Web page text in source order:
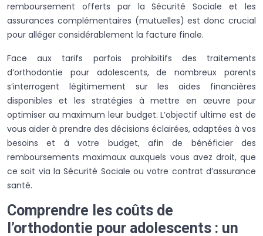
remboursement offerts par la Sécurité Sociale et les
assurances complémentaires (mutuelles) est donc crucial
pour alléger considérablement la facture finale.
Face aux tarifs parfois prohibitifs des traitements
d’orthodontie pour adolescents, de nombreux parents
s’interrogent légitimement sur les aides financières
disponibles et les stratégies à mettre en œuvre pour
optimiser au maximum leur budget. L’objectif ultime est de
vous aider à prendre des décisions éclairées, adaptées à vos
besoins et à votre budget, afin de bénéficier des
remboursements maximaux auxquels vous avez droit, que
ce soit via la Sécurité Sociale ou votre contrat d’assurance
santé.
Comprendre les coûts de
l’orthodontie pour adolescents : un